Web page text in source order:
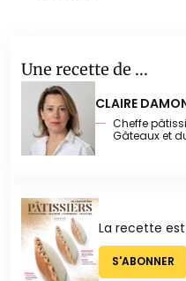
Une recette de ...
CLAIRE
Cheffe
Gâteaux et
La recette
S'ABONNER